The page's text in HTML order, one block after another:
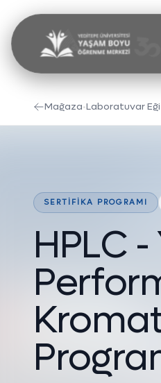
Mağaza•Laboratuvar
SERTIFIKA PROGRAMI
HPLC -
Perfor
Kroma
Progra